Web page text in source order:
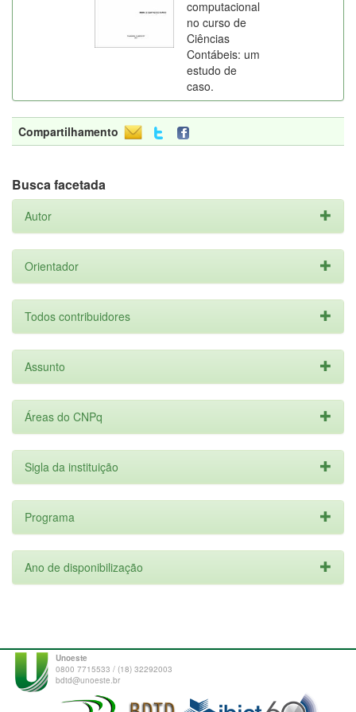
computacional
no curso de
Ciências
Contábeis: um
estudo de
caso.
Compartilhamento
Busca facetada
Autor
Orientador
Todos contribuidores
Assunto
Áreas do CNPq
Sigla da instituição
Programa
Ano de disponibilização
Unoeste
0800 7715533 / (18) 32292003
bdtd@unoeste.br